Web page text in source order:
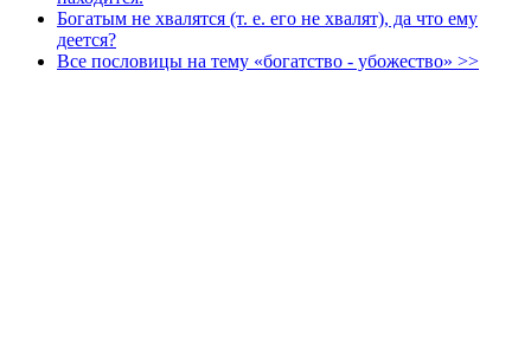
Богатым не хвалятся (т. е. его не хвалят), да что ему
деется?
Все пословицы на тему «богатство - убожество» >>